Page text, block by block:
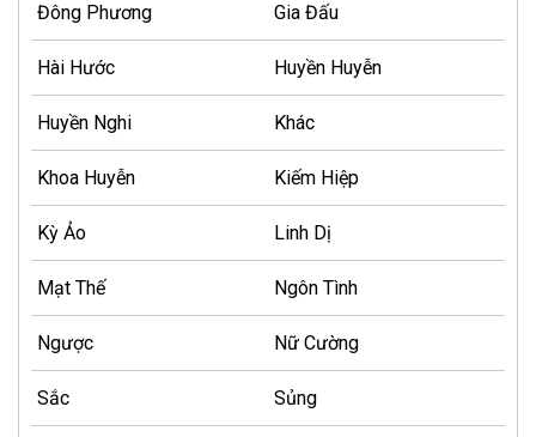
Đông Phương Gia Đấu
Hài Hước Huyền Huyễn
Huyền Nghi Khác
Khoa Huyễn Kiếm Hiệp
Kỳ Ảo Linh Dị
Mạt Thế Ngôn Tình
Ngược Nữ Cường
Sắc Sủng